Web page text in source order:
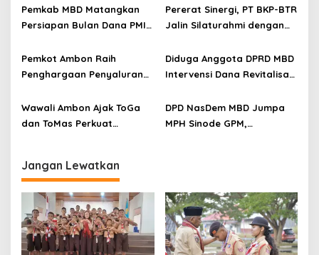
Disambut Hangat Wakil
Wali Kota
Peserta dari Lima
Kecamatan
Pemkab MBD Matangkan
Persiapan Bulan Dana PMI
Penggalangan Dana Lebih
Luas
Pererat Sinergi, PT BKP-BTR
Jalin Silaturahmi dengan
Pemkot Ambon Raih
Penghargaan Penyaluran
Maluku
Diduga Anggota DPRD MBD
Intervensi Dana Revitalisasi
Winnetou Akse Soroti
Dugaan Intimidasi
Wawali Ambon Ajak ToGa
dan ToMas Perkuat
DPD NasDem MBD Jumpa
MPH Sinode GPM,
Jangan Lewatkan